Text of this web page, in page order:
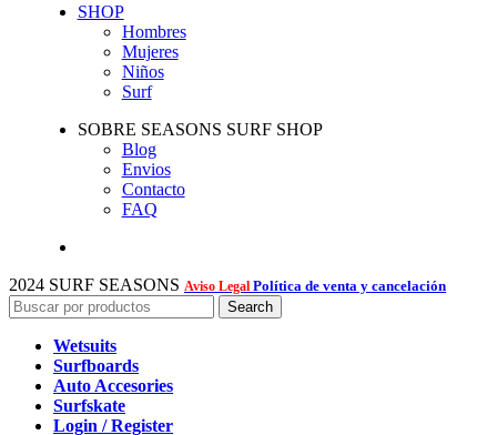
SHOP
Hombres
Mujeres
Niños
Surf
SOBRE SEASONS SURF SHOP
Blog
Envios
Contacto
FAQ
2024 SURF SEASONS Aviso Legal Política de venta y cancelación
Search
Wetsuits
Surfboards
Auto Accesories
Surfskate
Login / Register